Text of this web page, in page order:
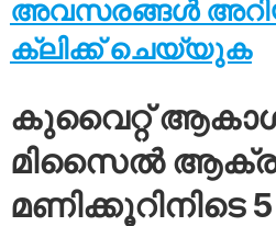
അവസരങ്ങൾ
ക്ലിക്ക് ചെയ്യുക
കുവൈറ്റ്
മിസൈൽ
മണിക്കൂറിനിടെ 5